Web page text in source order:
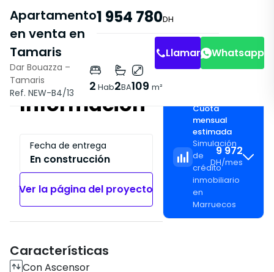
Apartamento
en venta en
Tamaris
1 954 780DH
Dar Bouazza –
Tamaris
Ref. NEW-B4/13
2 Hab2BA109 m²
Llamar Whatsapp
Información
Fecha de entrega
En construcción
Ver la página del proyecto
Características
Con Ascensor
Cuota
mensual
estimada
Simulación
de
crédito
inmobiliario
en
Marruecos
9 972
DH/mes